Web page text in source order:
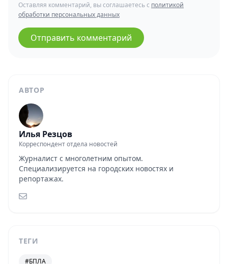
АВТОР
Илья Резцов
Корреспондент отдела новостей
Журналист с многолетним опытом.
Специализируется на городских новостях и
репортажах.
ТЕГИ
#БПЛА
Оставляя комментарий, вы соглашаетесь с политикой
обработки персональных данных
Отправить комментарий